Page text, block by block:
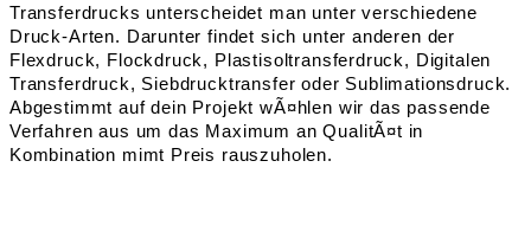
Transferdrucks unterscheidet man unter verschiedene
Druck-Arten. Darunter findet sich unter anderen der
Flexdruck, Flockdruck, Plastisoltransferdruck, Digitalen
Transferdruck, Siebdrucktransfer oder Sublimationsdruck.
Abgestimmt auf dein Projekt wÃ¤hlen wir das passende
Verfahren aus um das Maximum an QualitÃ¤t in
Kombination mimt Preis rauszuholen.